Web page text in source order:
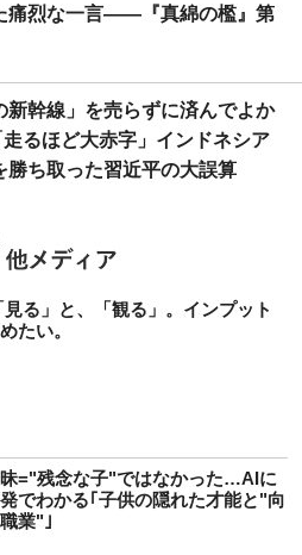
痛烈な一言――『真綿の檻』第
新幹線」を売らずに済んでよか
走るほど大赤字」インドネシア
勝ち取った習近平の大誤算
る」と、「観る」。インプット
たい。
="残念な子"ではなかった…AIに
でわかる｢子供の隠れた才能と"向
業"｣